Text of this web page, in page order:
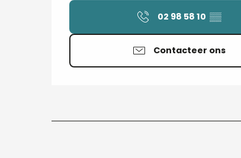
02 98 58 10 ▒▒
Contacteer ons